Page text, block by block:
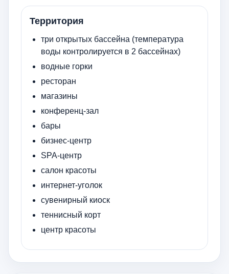
Территория
три открытых бассейна (температура
воды контролируется в 2 бассейнах)
водные горки
ресторан
магазины
конференц-зал
бары
бизнес-центр
SPA-центр
салон красоты
интернет-уголок
сувенирный киоск
теннисный корт
центр красоты